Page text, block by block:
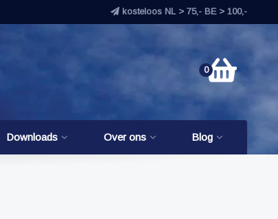
kosteloos NL > 75,- BE > 100,-
0
Downloads Over ons Blog